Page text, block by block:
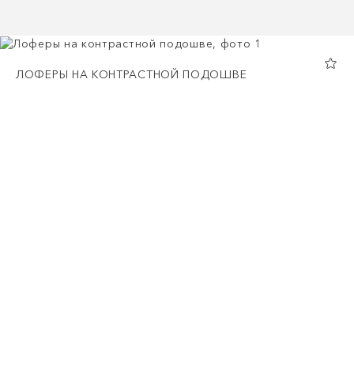
ЛОФЕРЫ НА КОНТРАСТНОЙ ПОДОШВЕ